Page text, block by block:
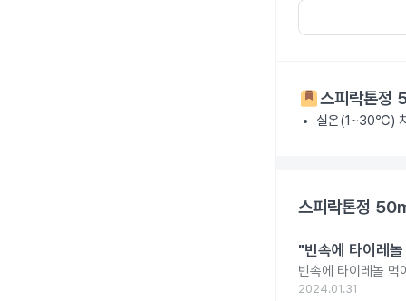
스피락톤정
실온(1~30℃)
스피락톤정
"빈속에 타이레
빈속에 타이레놀 먹
2024.01.31